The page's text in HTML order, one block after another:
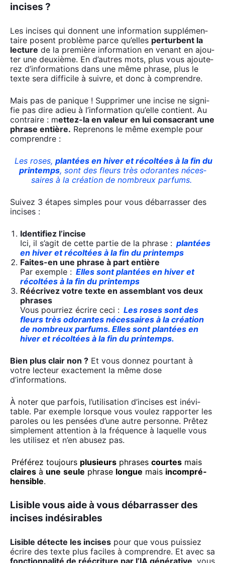
incises ?
Les incises qui donnent une infor­ma­tion sup­plé­men­
taire posent pro­blème parce qu’elles per­turbent la
lec­ture de la pre­mière infor­ma­tion en venant en ajou­
ter une deuxième. En d’autres mots, plus vous ajou­te­
rez d’in­for­ma­tions dans une même phrase, plus le
texte sera dif­fi­cile à suivre, et donc à com­prendre.
Mais pas de panique ! Sup­pri­mer une incise ne signi­
fie pas dire adieu à l’information qu’elle contient. Au
contraire : mettez-la en valeur en lui consa­crant une
phrase entière. Repre­nons le même exemple pour
com­prendre :
Les roses, plan­tées en hiver et récol­tées à la fin du
prin­temps, sont des fleurs très odo­rantes néces­
saires à la créa­tion de nom­breux par­fums.
Sui­vez 3 étapes simples pour vous débar­ras­ser des
incises :
Iden­ti­fiez l’in­cise
Ici, il s’a­git de cette par­tie de la phrase : plan­tées
en hiver et récol­tées à la fin du prin­temps
Faites-en une phrase à part entière
Par exemple : Elles sont plan­tées en hiver et
récol­tées à la fin du prin­temps
Réécri­vez votre texte en assem­blant vos deux
phrases
Vous pour­riez écrire ceci : Les roses sont des
fleurs très odo­rantes néces­saires à la créa­tion
de nom­breux par­fums. Elles sont plan­tées en
hiver et récol­tées à la fin du prin­temps.
Bien plus clair non ? Et vous don­nez pour­tant à
votre lec­teur exac­te­ment la même dose
d’informations.
À noter que par­fois, l’utilisation d’incises est inévi­
table. Par exemple lorsque vous vou­lez rap­por­ter les
paroles ou les pen­sées d’une autre per­sonne. Prê­tez
sim­ple­ment atten­tion à la fré­quence à laquelle vous
les uti­li­sez et n’en abu­sez pas.
Pré­fé­rez tou­jours plu­sieurs phrasescourtes mais
claires à une seule phrase longue mais incom­pré­
hen­sible.
Lisiblevous aide à vous débarrasser des
incises indésirables
Lisible détecte les incises pour que vous puis­siez
écrire des texte plus faciles à com­prendre. Et avec sa
fonc­tion­na­li­té de réécri­ture par l’IA géné­ra­tive , vous